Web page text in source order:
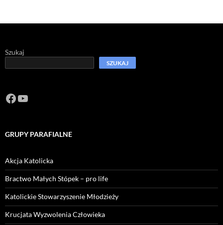
Szukaj
SZUKAJ
Facebook
https://www.youtube.com/channel/
GRUPY PARAFIALNE
Akcja Katolicka
Bractwo Małych Stópek – pro life
Katolickie Stowarzyszenie Młodzieży
Krucjata Wyzwolenia Człowieka